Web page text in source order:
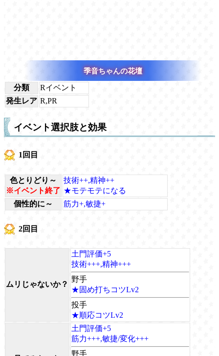
季音ちゃんの花壇
分類
Rイベント
発生レア R,PR
イベント選択肢と効果
1回目
色とりどり～
※イベント終了
技術++,精神++
★モテモテになる
個性的に～
筋力+,敏捷+
2回目
ムリじゃないか？
土門評価+5
技術+++,精神+++
野手
★固め打ちコツLv2
投手
★順応コツLv2
土門評価+5
筋力+++,敏捷/変化+++
野手